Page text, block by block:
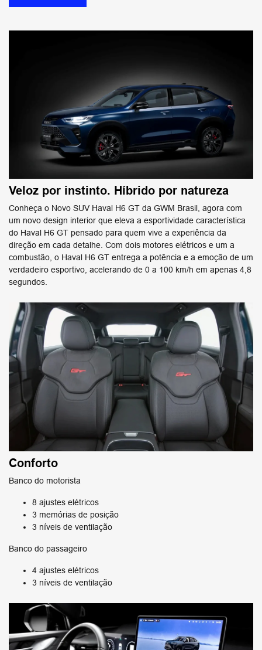
Veloz por instinto. Híbrido por natureza
Conheça o Novo SUV Haval H6 GT da GWM Brasil, agora com
um novo design interior que eleva a esportividade característica
do Haval H6 GT pensado para quem vive a experiência da
direção em cada detalhe. Com dois motores elétricos e um a
combustão, o Haval H6 GT entrega a potência e a emoção de um
verdadeiro esportivo, acelerando de 0 a 100 km/h em apenas 4,8
segundos.
Conforto
Banco do motorista
8 ajustes elétricos
3 memórias de posição
3 níveis de ventilação
Banco do passageiro
4 ajustes elétricos
3 níveis de ventilação